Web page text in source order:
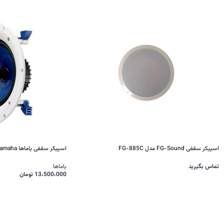
اسپیکر سقفی FG-Sound مدل FG-885C
تماس بگیرید
اسپیکر سقفی یاماها Yamaha
یاماها
13،500،000 تومان